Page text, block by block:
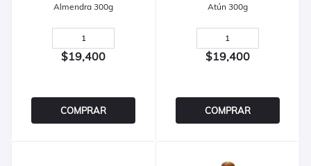
Almendra 300g
$19,400
COMPRAR
Atún 300g
$19,400
COMPRAR